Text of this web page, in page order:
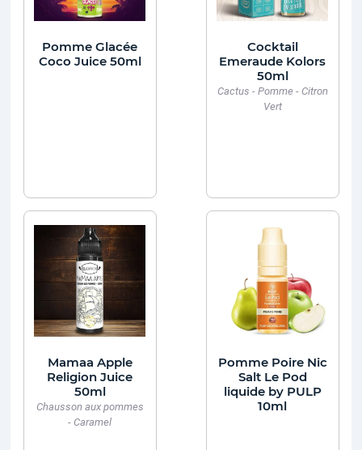
Pomme Glacée
Coco Juice 50ml
Cocktail
Emeraude Kolors
50ml
Cactus - Pomme - Citron
Vert
Mamaa Apple
Religion Juice
50ml
Chausson aux pommes
- Caramel
Pomme Poire Nic
Salt Le Pod
liquide by PULP
10ml